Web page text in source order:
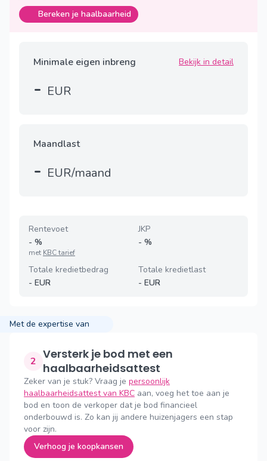
Bereken je haalbaarheid
Minimale eigen inbreng Bekijk in detail
- EUR
Maandlast
- EUR/maand
Rentevoet
- %
met KBC tarief
JKP
- %
Totale kredietbedrag
- EUR
Totale kredietlast
- EUR
Met de expertise van
2 Versterk je bod met een
haalbaarheidsattest
Zeker van je stuk? Vraag je persoonlijk
haalbaarheidsattest van KBC aan, voeg het toe aan je
bod en toon de verkoper dat je bod financieel
onderbouwd is. Zo kan jij andere huizenjagers een stap
voor zijn.
Verhoog je koopkansen